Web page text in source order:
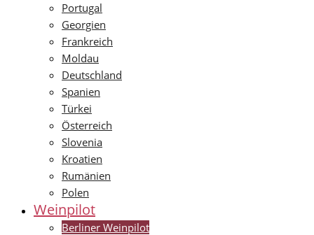
Portugal
Georgien
Frankreich
Moldau
Deutschland
Spanien
Türkei
Österreich
Slovenia
Kroatien
Rumänien
Polen
Weinpilot
Berliner Weinpilot